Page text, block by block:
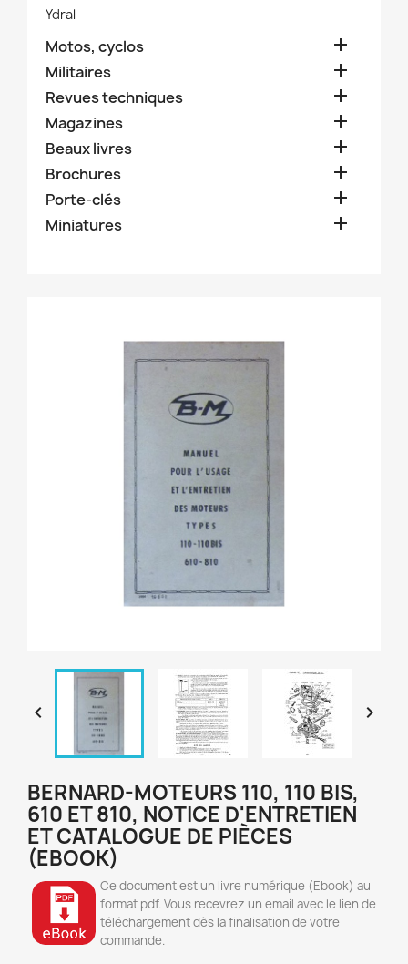
Ydral
Motos, cyclos 
Militaires 
Revues techniques 
Magazines 
Beaux livres 
Brochures 
Porte-clés 
Miniatures 
 
BERNARD-MOTEURS 110, 110 BIS,
610 ET 810, NOTICE D'ENTRETIEN
ET CATALOGUE DE PIÈCES
(EBOOK)
Ce document est un livre numérique (Ebook) au
format pdf. Vous recevrez un email avec le lien de
téléchargement dès la finalisation de votre
commande.